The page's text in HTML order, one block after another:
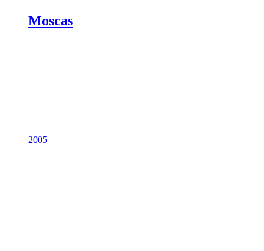
Moscas
2005